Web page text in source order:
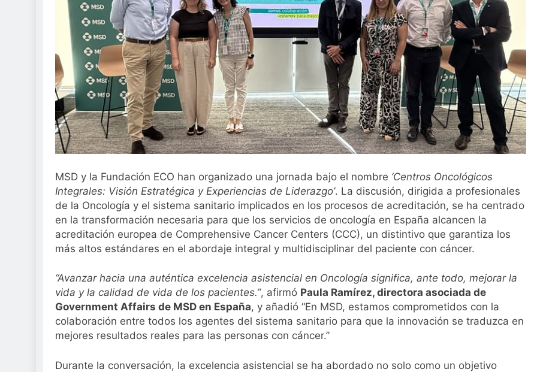
Sanidad publica el primer análisis nacional sobre la situación de las TCAE en
3 Semanas Atrás
MSD y la Fundación ECO han organizado una jornada bajo el nombre ‘Centros Oncológicos
Integrales: Visión Estratégica y Experiencias de Liderazgo’. La discusión, dirigida a profesionales
de la Oncología y el sistema sanitario implicados en los procesos de acreditación, se ha centrado
en la transformación necesaria para que los servicios de oncología en España alcancen la
acreditación europea de Comprehensive Cancer Centers (CCC), un distintivo que garantiza los
más altos estándares en el abordaje integral y multidisciplinar del paciente con cáncer.
“Avanzar hacia una auténtica excelencia asistencial en Oncología significa, ante todo, mejorar la
vida y la calidad de vida de los pacientes.”, afirmó Paula Ramírez, directora asociada de
Government Affairs de MSD en España, y añadió “En MSD, estamos comprometidos con la
colaboración entre todos los agentes del sistema sanitario para que la innovación se traduzca en
mejores resultados reales para las personas con cáncer.”
Durante la conversación, la excelencia asistencial se ha abordado no solo como un objetivo